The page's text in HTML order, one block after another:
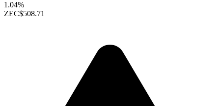
1.04%
ZEC$508.71